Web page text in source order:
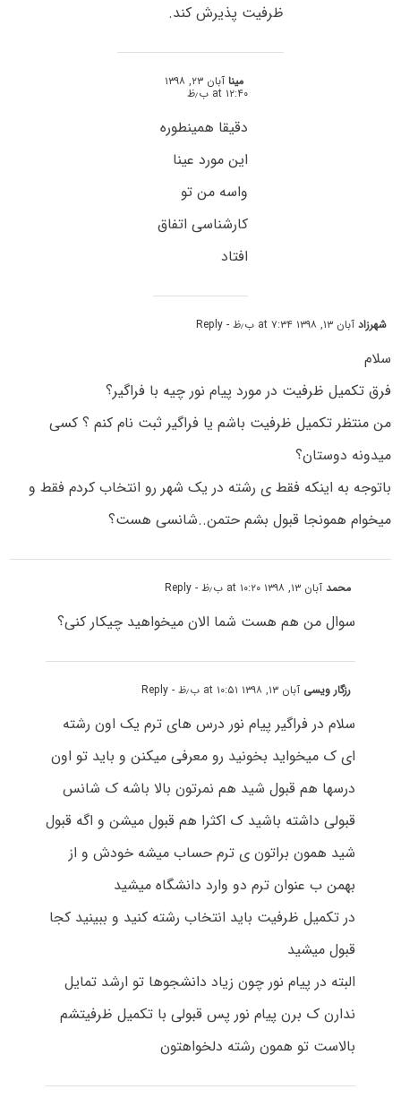
ظرفیت پذیرش کند.
مینا آبان ۲۳, ۱۳۹۸
at ۱۲:۴۰ ب٫ظ
دقیقا همینطوره
این مورد عینا
واسه من تو
کارشناسی اتفاق
افتاد
شهرزادآبان ۱۳, ۱۳۹۸ at ۷:۳۴ ب٫ظ - Reply
سلام
فرق تکمیل ظرفیت در مورد پیام نور چیه با فراگیر؟
من منتظر تکمیل ظرفیت باشم یا فراگیر ثبت نام کنم ؟ کسی
میدونه دوستان؟
باتوجه به اینکه فقط ی رشته در یک شهر رو انتخاب کردم فقط و
میخوام همونجا قبول بشم حتمن..شانسی هست؟
محمدآبان ۱۳, ۱۳۹۸ at ۱۰:۲۰ ب٫ظ - Reply
سوال من هم هست شما الان میخواهید چیکار کنی؟
رزگار ویسی آبان ۱۳, ۱۳۹۸ at ۱۰:۵۱ ب٫ظ - Reply
سلام در فراگیر پیام نور درس های ترم یک اون رشته
ای ک میخواید بخونید رو معرفی میکنن و باید تو اون
درسها هم قبول شید هم نمرتون بالا باشه ک شانس
قبولی داشته باشید ک اکثرا هم قبول میشن و اگه قبول
شید همون براتون ی ترم حساب میشه خودش و از
بهمن ب عنوان ترم دو وارد دانشگاه میشید
در تکمیل ظرفیت باید انتخاب رشته کنید و ببینید کجا
قبول میشید
البته در پیام نور چون زیاد دانشجوها تو ارشد تمایل
ندارن ک برن پیام نور پس قبولی با تکمیل ظرفیتشم
بالاست تو همون رشته دلخواهتون